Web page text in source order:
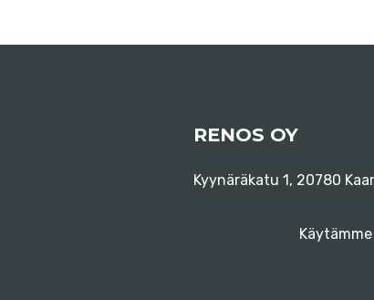
RENOS OY
Kyynäräkatu 1, 20780